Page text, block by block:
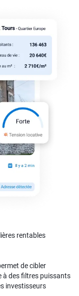
rentables
de cibler
à des filtres puissants
investisseurs